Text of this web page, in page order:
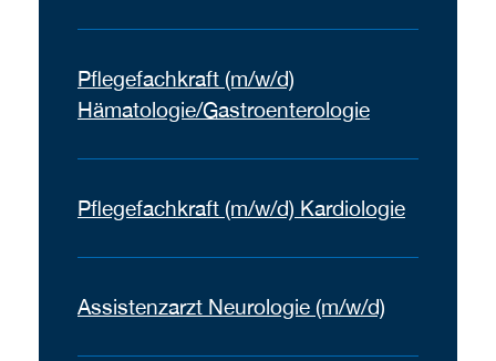
Pflegefachkraft (m/w/d)
Hämatologie/Gastroenterologie
Pflegefachkraft (m/w/d) Kardiologie
Assistenzarzt Neurologie (m/w/d)